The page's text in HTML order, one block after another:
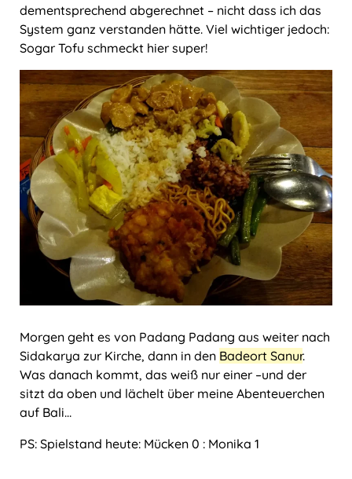
dementsprechend abgerechnet ‒ nicht dass ich das
System ganz verstanden hätte. Viel wichtiger jedoch:
Sogar Tofu schmeckt hier super!
Morgen geht es von Padang Padang aus weiter nach
Sidakarya zur Kirche, dann in den Badeort Sanur.
Was danach kommt, das weiß nur einer ‒und der
sitzt da oben und lächelt über meine Abenteuerchen
auf Bali…
PS: Spielstand heute: Mücken 0 : Monika 1